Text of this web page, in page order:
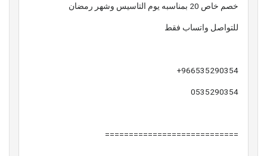
خصم خاص 20 بمناسبه يوم التاسيس وشهر رمضان
للتواصل واتساب فقط
966535290354+
0535290354
============================